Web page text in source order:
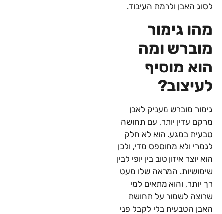
לסוג האבן ולרמת העיבוד.
מהו גימור
מוברש ומה
הוא מוסיף
לעיצוב?
גימור מוברש מעניק לאבן
מרקם עדין יותר, עם תחושה
טבעית במגע. הוא לא חלק
לגמרי ולא מחוספס מדי, ולכן
הוא יוצר איזון טוב בין יופי לבין
שימושיות. המראה שלו מעט
רך יותר, והוא מתאים למי
שרוצה לשמור על תחושת
האבן הטבעית בלי לקבל פני